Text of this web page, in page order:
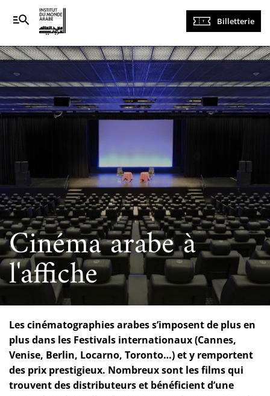
Navigation
principale
Billetterie
Cinéma arabe à
l'affiche
Les cinématographies arabes s’imposent de plus en
plus dans les Festivals internationaux (Cannes,
Venise, Berlin, Locarno, Toronto…) et y remportent
des prix prestigieux. Nombreux sont les films qui
trouvent des distributeurs et bénéficient d’une